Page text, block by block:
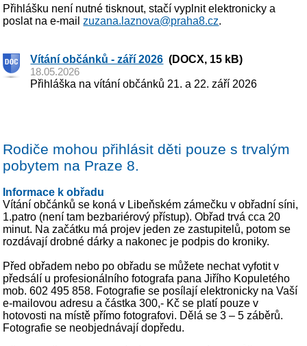
Přihlášku není nutné tisknout, stačí vyplnit elektronicky a
poslat na e-mailzuzana.laznova@praha8.cz.
Vítání občánků - září 2026 (DOCX, 15 kB)
18.05.2026
Přihláška na vítání občánků 21. a 22. září 2026
Rodiče mohou přihlásit děti pouze s trvalým
pobytem na Praze 8.
Informace k obřadu
Vítání občánků se koná v Libeňském zámečku v obřadní síni,
1.patro (není tam bezbariérový přístup). Obřad trvá cca 20
minut. Na začátku má projev jeden ze zastupitelů, potom se
rozdávají drobné dárky a nakonec je podpis do kroniky.
Před obřadem nebo po obřadu se můžete nechat vyfotit v
předsálí u profesionálního fotografa pana Jiřího Kopuletého
mob. 602 495 858. Fotografie se posílají elektronicky na Vaší
e-mailovou adresu a částka 300,- Kč se platí pouze v
hotovosti na místě přímo fotografovi. Dělá se 3 – 5 záběrů.
Fotografie se neobjednávají dopředu.